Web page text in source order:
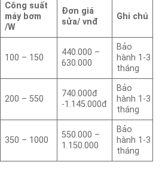
Công suất
máy bơm
/W
Đơn giá
sửa/ vnđ
Ghi chú
100 – 150
440.000 –
630.000
Bảo
hành 1-3
tháng
200 – 550
740.000đ
-1.145.000đ
Bảo
hành 1-3
tháng
350 – 1000
550.000 –
1.150.000
Bảo
hành 1-3
tháng